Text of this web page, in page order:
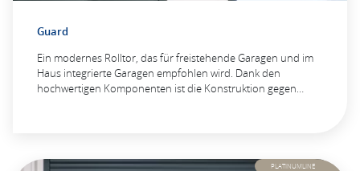
Guard
Ein modernes Rolltor, das für freistehende Garagen und im
Haus integrierte Garagen empfohlen wird. Dank den
hochwertigen Komponenten ist die Konstruktion gegen…
PLATINUMLINE